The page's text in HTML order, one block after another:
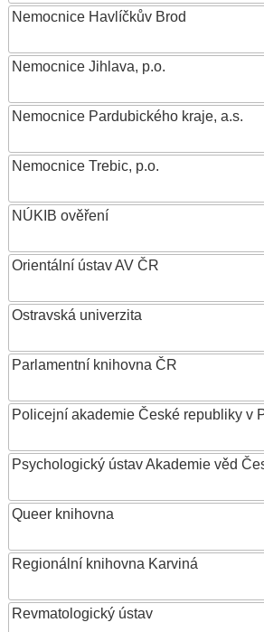
Nemocnice Havlíčkův Brod
Nemocnice Jihlava, p.o.
Nemocnice Pardubického kraje, a.s.
Nemocnice Trebic, p.o.
NÚKIB ověření
Orientální ústav AV ČR
Ostravská univerzita
Parlamentní knihovna ČR
Policejní akademie České republiky v
Psychologický ústav Akademie věd
Queer knihovna
Regionální knihovna Karviná
Revmatologický ústav